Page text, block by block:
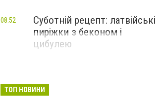
Суботній рецепт: латвійські
пиріжки з беконом і
цибулею
08:52
ТОП НОВИНИ